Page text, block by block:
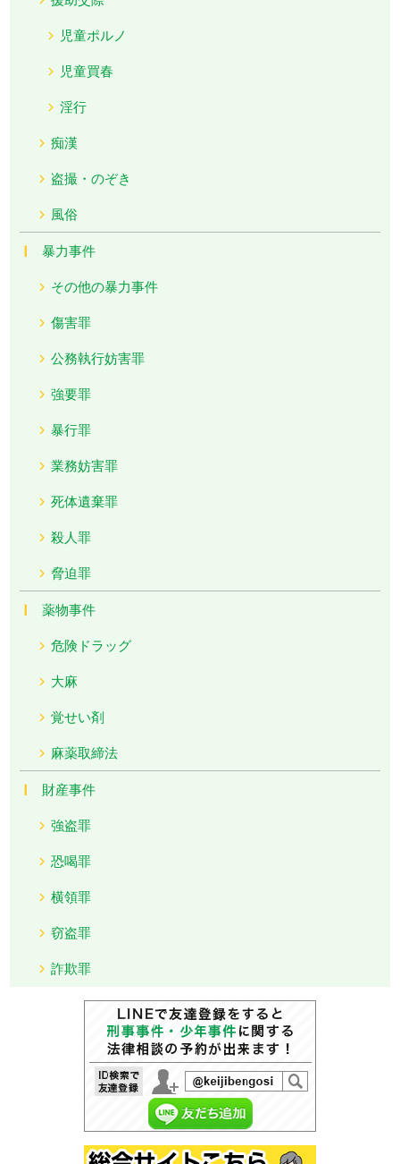
児童ポルノ
児童買春
淫行
痴漢
盗撮・のぞき
風俗
暴力事件
その他の暴力事件
傷害罪
公務執行妨害罪
強要罪
暴行罪
業務妨害罪
死体遺棄罪
殺人罪
脅迫罪
薬物事件
危険ドラッグ
大麻
覚せい剤
麻薬取締法
財産事件
強盗罪
恐喝罪
横領罪
窃盗罪
詐欺罪